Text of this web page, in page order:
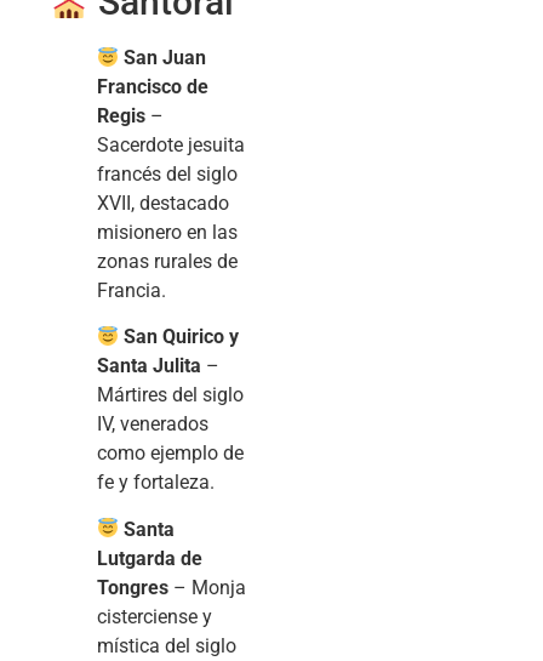
San Juan
Francisco de
Regis –
Sacerdote jesuita
francés del siglo
XVII, destacado
misionero en las
zonas rurales de
Francia.
San Quirico y
Santa Julita –
Mártires del siglo
IV, venerados
como ejemplo de
fe y fortaleza.
Santa
Lutgarda de
Tongres – Monja
cisterciense y
mística del siglo